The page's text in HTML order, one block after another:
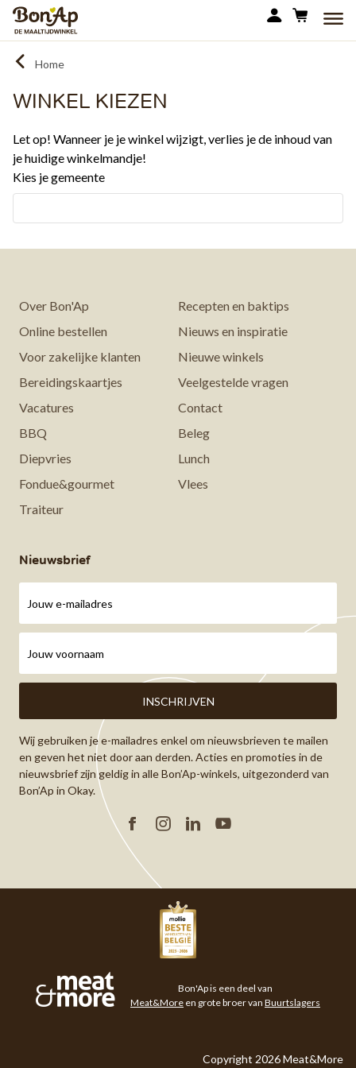
Overslaan
gaan
Home
WINKEL KIEZEN
Let op! Wanneer je je winkel wijzigt, verlies je de inhoud van
je huidige winkelmandje!
Kies je gemeente
Over Bon'Ap
Recepten en baktips
Online bestellen
Nieuws en inspiratie
Voor zakelijke klanten
Nieuwe winkels
Bereidingskaartjes
Veelgestelde vragen
Vacatures
Contact
BBQ
Beleg
Diepvries
Lunch
Fondue&gourmet
Vlees
Traiteur
Nieuwsbrief
Wij gebruiken je e-mailadres enkel om nieuwsbrieven te mailen
en geven het niet door aan derden. Acties en promoties in de
nieuwsbrief zijn geldig in alle Bon’Ap-winkels, uitgezonderd van
Bon’Ap in Okay.
FacebookInstagram
Linkedin
Bon'Ap is een deel van
Meat&More en grote broer van Buurtslagers
Copyright 2026 Meat&More